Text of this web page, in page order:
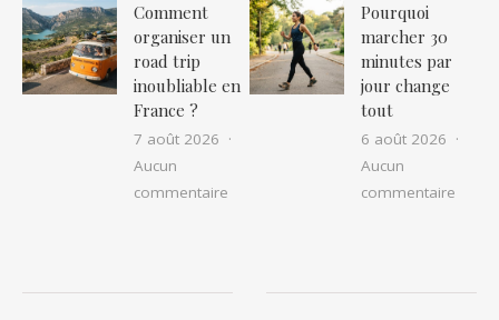
Comment
organiser un
road trip
inoubliable en
France ?
7 août 2026
Aucun
commentaire sur Comment organiser un road trip
Pourquoi
marcher 30
minutes par
jour change
tout
6 août 2026
Aucun
commentaire